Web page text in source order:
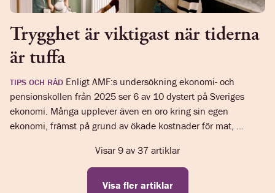
Trygghet är viktigast när tiderna
är tuffa
TIPS OCH RÅD Enligt AMF:s undersökning ekonomi- och
pensionskollen från 2025 ser 6 av 10 dystert på Sveriges
ekonomi. Många upplever även en oro kring sin egen
ekonomi, främst på grund av ökade kostnader för mat, ...
Visar 9 av 37 artiklar
Visa fler artiklar